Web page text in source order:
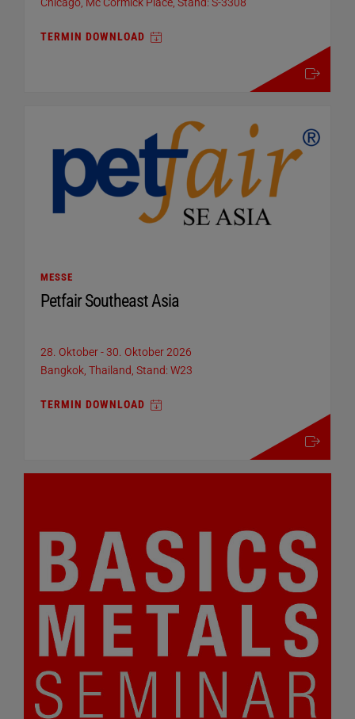
Chicago, Mc Cormick Place, Stand: S-3308
TERMIN DOWNLOAD
mehr details
MESSE
Petfair Southeast Asia
28. Oktober-30. Oktober 2026
Bangkok, Thailand, Stand: W23
TERMIN DOWNLOAD
mehr details